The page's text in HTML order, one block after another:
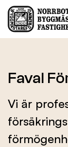
Faval
Vi är